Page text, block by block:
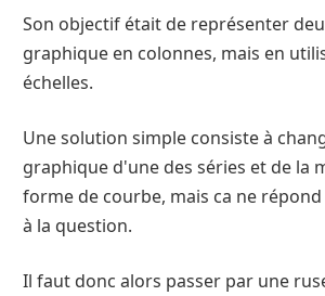
Son objectif était de représenter
graphique en colonnes, mais en
échelles.
Une solution simple consiste à
graphique d'une des séries et de la
forme de courbe, mais ca ne
à la question.
Il faut donc alors passer par une